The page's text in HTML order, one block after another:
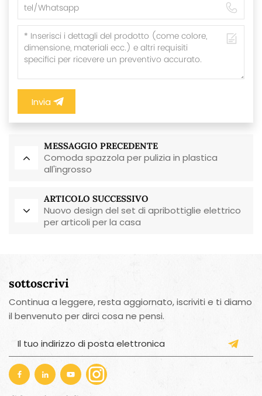
Invia
MESSAGGIO PRECEDENTE
Comoda spazzola per pulizia in plastica
all'ingrosso
ARTICOLO SUCCESSIVO
Nuovo design del set di apribottiglie elettrico
per articoli per la casa
sottoscrivi
Continua a leggere, resta aggiornato, iscriviti e ti diamo
il benvenuto per dirci cosa ne pensi.